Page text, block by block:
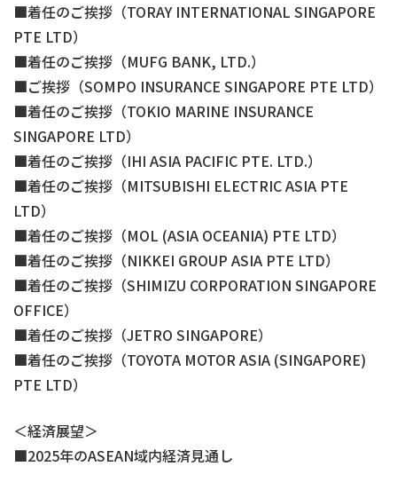
着任のご挨拶（TORAY INTERNATIONAL SINGAPORE
PTE LTD）
着任のご挨拶（MUFG BANK, LTD.）
ご挨拶（SOMPO INSURANCE SINGAPORE PTE LTD）
着任のご挨拶（TOKIO MARINE INSURANCE
SINGAPORE LTD）
着任のご挨拶（IHI ASIA PACIFIC PTE. LTD.）
着任のご挨拶（MITSUBISHI ELECTRIC ASIA PTE
LTD）
着任のご挨拶（MOL (ASIA OCEANIA) PTE LTD）
着任のご挨拶（NIKKEI GROUP ASIA PTE LTD）
着任のご挨拶（SHIMIZU CORPORATION SINGAPORE
OFFICE）
着任のご挨拶（JETRO SINGAPORE）
着任のご挨拶（TOYOTA MOTOR ASIA (SINGAPORE)
PTE LTD）
＜経済展望＞
2025年のASEAN域内経済見通し